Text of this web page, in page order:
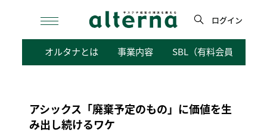
検
ログイン
オルタナとは 事業内容 SBL（有料会員向けサ
アシックス「廃棄予定のもの」に価値を生
み出し続けるワケ